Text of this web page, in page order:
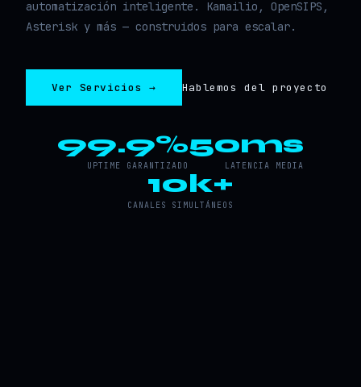
automatización inteligente. Kamailio, OpenSIPS,
Asterisk y más — construidos para escalar.
Ver Servicios → Hablemos del proyecto
99.9%
UPTIME GARANTIZADO
50ms
LATENCIA MEDIA
10k+
CANALES SIMULTÁNEOS